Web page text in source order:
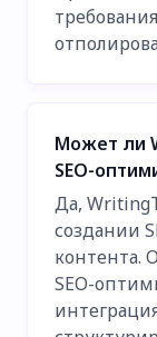
Может ли
SEO-
Да,
создании
контента.
SEO-